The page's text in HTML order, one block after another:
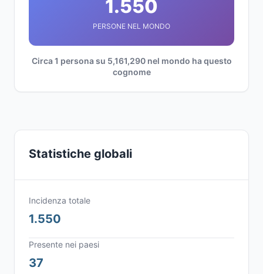
1.550
PERSONE NEL MONDO
Circa 1 persona su 5,161,290 nel mondo ha questo
cognome
Statistiche globali
Incidenza totale
1.550
Presente nei paesi
37